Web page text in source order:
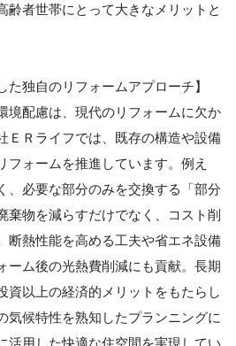
齢者世帯にとって大きなメリットと
た独自のリフォームアプローチ】
境配慮は、現代のリフォームに欠か
ＥＲライフでは、既存の構造や設備
フォームを推進しています。例え
、必要な部分のみを交換する「部分
棄物を減らすだけでなく、コスト削
断熱性能を高める工夫や省エネ設備
ーム後の光熱費削減にも貢献。長期
資以上の経済的メリットをもたらし
気候特性を熟知したプランニングに
活用した快適な住空間を実現してい